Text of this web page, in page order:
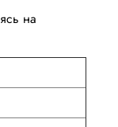
на